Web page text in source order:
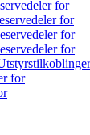
for
for
for
for
for